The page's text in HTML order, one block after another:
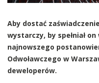
Aby dostać
wystarczy, by spełniał
najnowszego
Odwoławczego w
deweloperów.